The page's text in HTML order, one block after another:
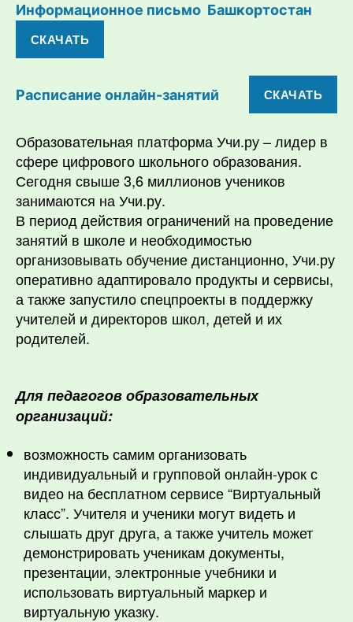
Информационное письмо Башкортостан
СКАЧАТЬ
Расписание онлайн-занятий СКАЧАТЬ
Образовательная платформа Учи.ру – лидер в
сфере цифрового школьного образования.
Сегодня свыше 3,6 миллионов учеников
занимаются на Учи.ру.
В период действия ограничений на проведение
занятий в школе и необходимостью
организовывать обучение дистанционно, Учи.ру
оперативно адаптировало продукты и сервисы,
а также запустило спецпроекты в поддержку
учителей и директоров школ, детей и их
родителей.
Для педагогов образовательных
организаций:
возможность самим организовать
индивидуальный и групповой онлайн-урок с
видео на бесплатном сервисе “Виртуальный
класс”. Учителя и ученики могут видеть и
слышать друг друга, а также учитель может
демонстрировать ученикам документы,
презентации, электронные учебники и
использовать виртуальный маркер и
виртуальную указку.